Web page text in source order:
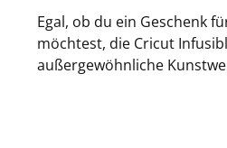
Egal, ob du ein Geschenk
möchtest, die Cricut
außergewöhnliche